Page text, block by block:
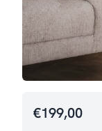
€199,00